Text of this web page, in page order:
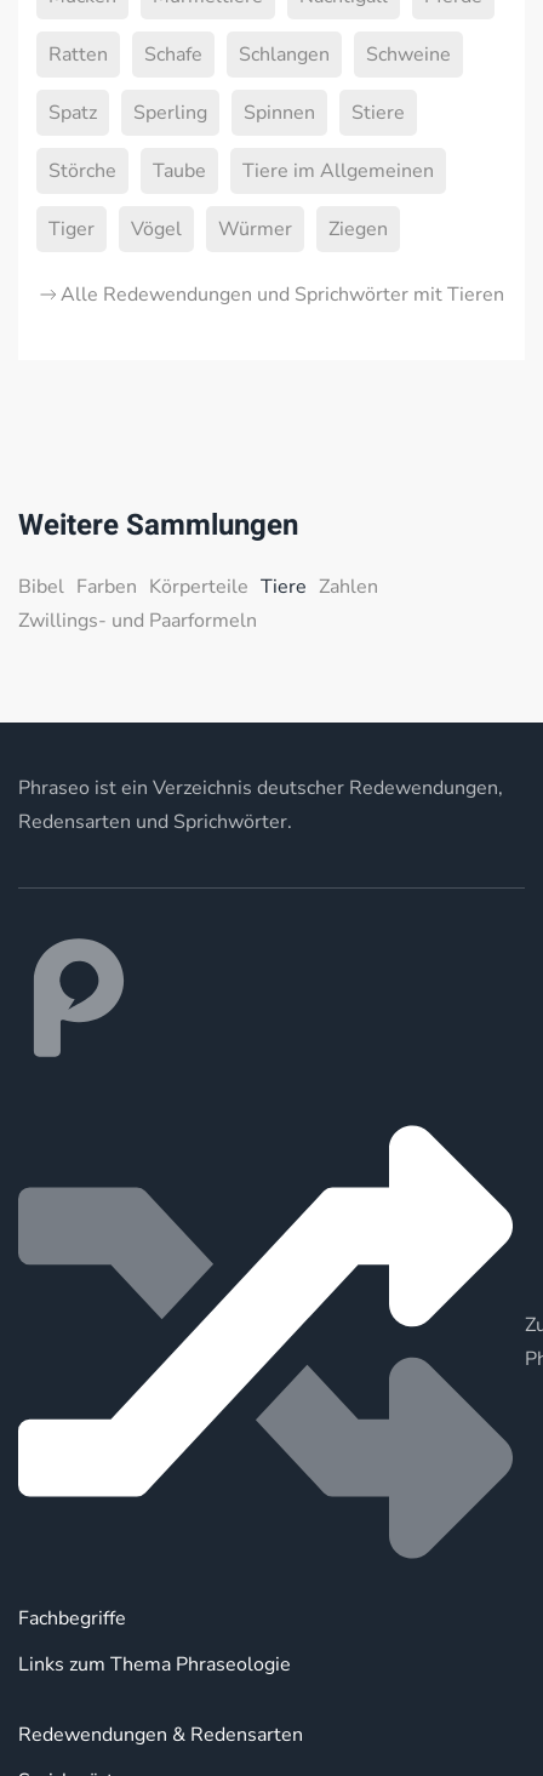
Ratten Schafe Schlangen Schweine
Spatz Sperling Spinnen Stiere
Störche Taube Tiere im Allgemeinen
Tiger Vögel Würmer Ziegen
Alle Redewendungen und Sprichwörter mit Tieren
Weitere Sammlungen
Bibel Farben Körperteile Tiere Zahlen
Zwillings- und Paarformeln
Phraseo ist ein Verzeichnis deutscher Redewendungen,
Redensarten und Sprichwörter.
Fachbegriffe
Links zum Thema Phraseologie
Redewendungen & Redensarten